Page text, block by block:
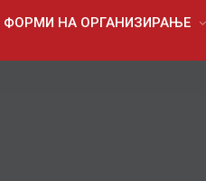
ФОРМИ НА ОРГАНИЗИРАЊЕ